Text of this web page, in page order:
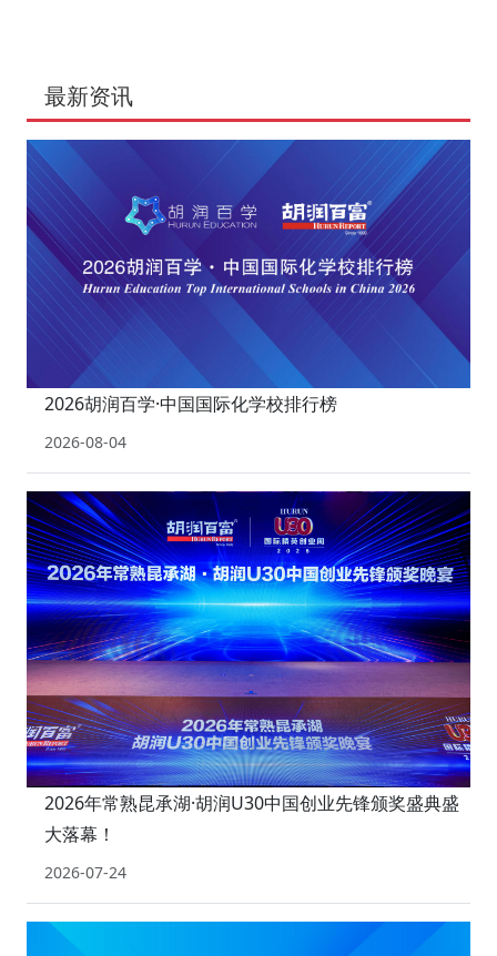
最新资讯
2026胡润百学·中国国际化学校排行榜
2026-08-04
2026年常熟昆承湖·胡润U30中国创业先锋颁奖盛典盛
大落幕！
2026-07-24